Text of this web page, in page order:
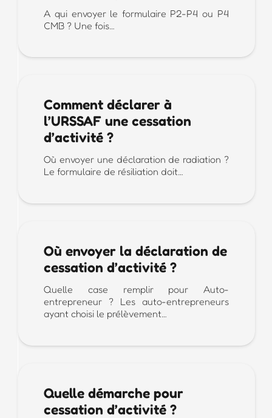
A qui envoyer le formulaire P2-P4 ou P4
CMB ? Une fois…
Comment déclarer à
l’URSSAF une cessation
d’activité ?
Où envoyer une déclaration de radiation ?
Le formulaire de résiliation doit…
Où envoyer la déclaration de
cessation d’activité ?
Quelle case remplir pour Auto-
entrepreneur ? Les auto-entrepreneurs
ayant choisi le prélèvement…
Quelle démarche pour
cessation d’activité ?